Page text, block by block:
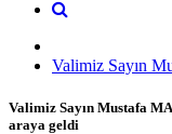
Valimiz Sayın
Valimiz Sayın Mustafa
araya geldi